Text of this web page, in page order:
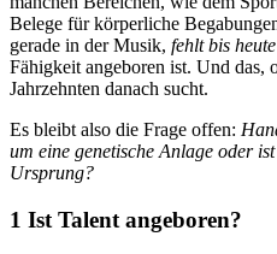
Belege für körperliche
gerade in der Musik, fehlt bis heute
Fähigkeit angeboren ist. Und das,
Jahrzehnten danach sucht.
Es bleibt also die Frage offen:
um eine genetische Anlage oder
Ursprung?
1 Ist Talent angeboren?